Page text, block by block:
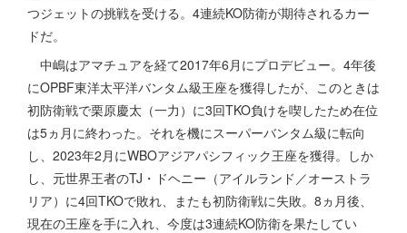
つジェットの挑戦を受ける。4連続KO防衛が期待されるカー
ドだ。
中嶋はアマチュアを経て2017年6月にプロデビュー。4年後
にOPBF東洋太平洋バンタム級王座を獲得したが、このときは
初防衛戦で栗原慶太（一力）に3回TKO負けを喫したため在位
は5ヵ月に終わった。それを機にスーパーバンタム級に転向
し、2023年2月にWBOアジアパシフィック王座を獲得。しか
し、元世界王者のTJ・ドヘニー（アイルランド／オーストラ
リア）に4回TKOで敗れ、またも初防衛戦に失敗。8ヵ月後、
現在の王座を手に入れ、今度は3連続KO防衛を果たしてい